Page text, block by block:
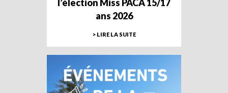
l’élection Miss PACA 15/17
ans 2026
> LIRE LA SUITE